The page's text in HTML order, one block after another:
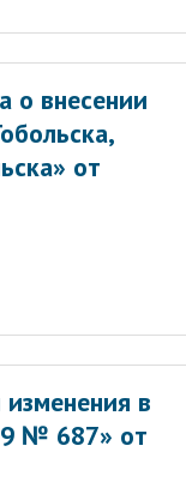
о внесении
от
в
№ 687» от